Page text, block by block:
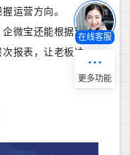
运营方向。
微宝还能根据现
报表，让老板决
在线客服